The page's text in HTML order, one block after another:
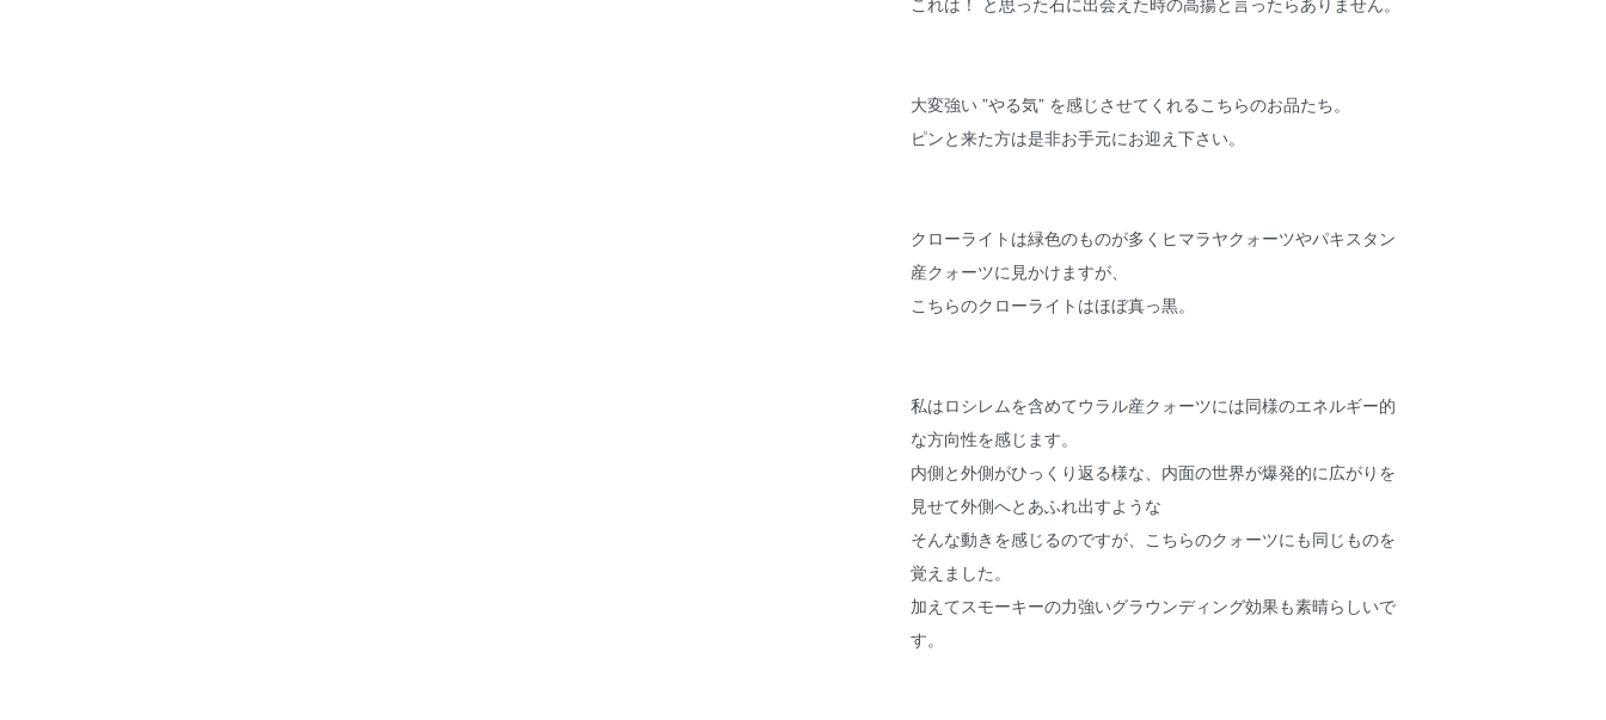
大変強い ”やる気” を感じさせてくれるこちらのお品たち。
ピンと来た方は是非お手元にお迎え下さい。
クローライトは緑色のものが多くヒマラヤクォーツやパキスタン
産クォーツに見かけますが、
こちらのクローライトはほぼ真っ黒。
私はロシレムを含めてウラル産クォーツには同様のエネルギー的
な方向性を感じます。
内側と外側がひっくり返る様な、内面の世界が爆発的に広がりを
見せて外側へとあふれ出すような
そんな動きを感じるのですが、こちらのクォーツにも同じものを
覚えました。
加えてスモーキーの力強いグラウンディング効果も素晴らしいで
す。